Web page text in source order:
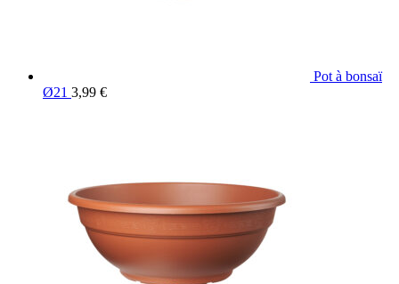
Pot à bonsaï
Ø21 3,99 €